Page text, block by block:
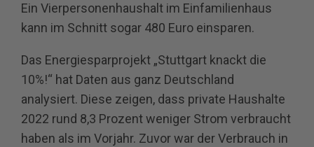
Ein Vierpersonenhaushalt im Einfamilienhaus
kann im Schnitt sogar 480 Euro einsparen.
Das Energiesparprojekt „Stuttgart knackt die
10%!“ hat Daten aus ganz Deutschland
analysiert. Diese zeigen, dass private Haushalte
2022 rund 8,3 Prozent weniger Strom verbraucht
haben als im Vorjahr. Zuvor war der Verbrauch in